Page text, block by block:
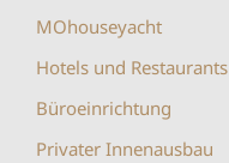
MOhouseyacht
Hotels und Restaurants
Büroeinrichtung
Privater Innenausbau